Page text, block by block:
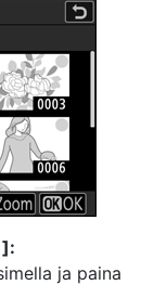
]:
ja paina